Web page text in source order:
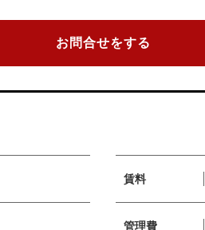
お問合せをする
賃料
管理費